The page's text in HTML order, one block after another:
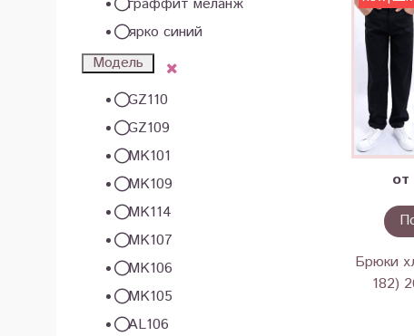
от
Брюки
182)
ярко синий
Модель
GZ110
GZ109
MK101
MK109
MK114
MK107
MK106
MK105
AL106